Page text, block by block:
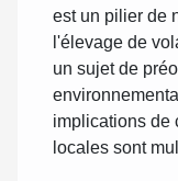
est un pilier de
l'élevage de
un sujet de
implications de
locales sont